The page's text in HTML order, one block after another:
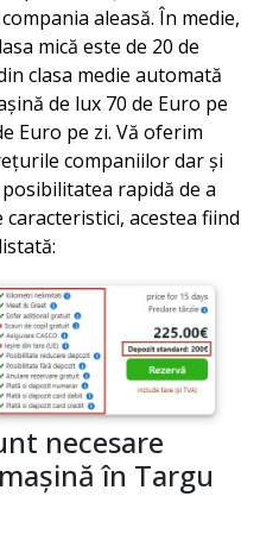
aleasă. În medie,
mică este de 20 de
clasa medie automată
de lux 70 de Euro pe
Euro pe zi. Vă oferim
companiilor dar și
rapidă de a
acestea fiind
necesare
în Targu